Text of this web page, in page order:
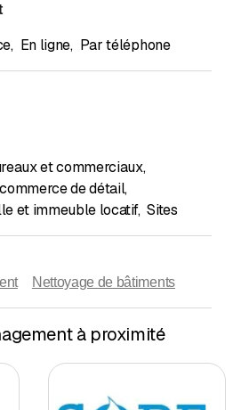
, En ligne, Par téléphone
et commerciaux,
de détail,
et immeuble locatif, Sites
Nettoyage de bâtiments
à proximité